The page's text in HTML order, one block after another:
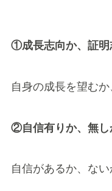
①成長志向か、証明
自身の成長を望む
②自信有りか、無し
自信があるか、な